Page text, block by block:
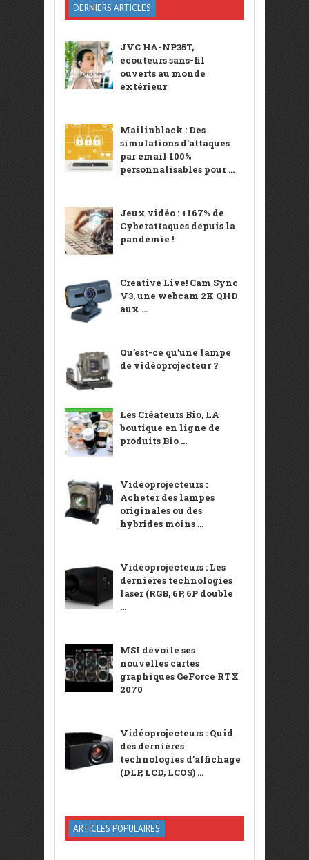
DERNIERS ARTICLES
JVC HA-NP35T,
écouteurs sans-fil
ouverts au monde
extérieur
Mailinblack : Des
simulations d’attaques
par email 100%
personnalisables pour ...
Jeux vidéo : +167% de
Cyberattaques depuis la
pandémie !
Creative Live! Cam Sync
V3, une webcam 2K QHD
aux ...
Qu’est-ce qu’une lampe
de vidéoprojecteur ?
Les Créateurs Bio, LA
boutique en ligne de
produits Bio ...
Vidéoprojecteurs :
Acheter des lampes
originales ou des
hybrides moins ...
Vidéoprojecteurs : Les
dernières technologies
laser (RGB, 6P, 6P double
...
MSI dévoile ses
nouvelles cartes
graphiques GeForce RTX
2070
Vidéoprojecteurs : Quid
des dernières
technologies d’affichage
(DLP, LCD, LCOS) ...
ARTICLES POPULAIRES